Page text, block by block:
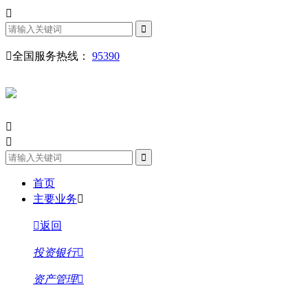
全国服务热线： 95390
首页
主要业务
返回
投资银行
资产管理